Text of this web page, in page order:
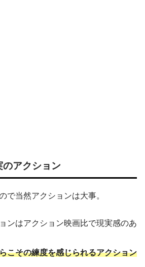
アクション
で当然アクションは大事。
ンはアクション映画比で現実感のあ
こその練度を感じられるアクション